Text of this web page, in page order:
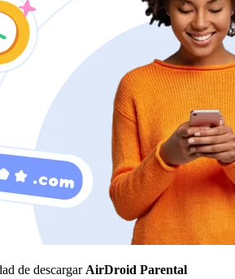
de descargar AirDroid Parental